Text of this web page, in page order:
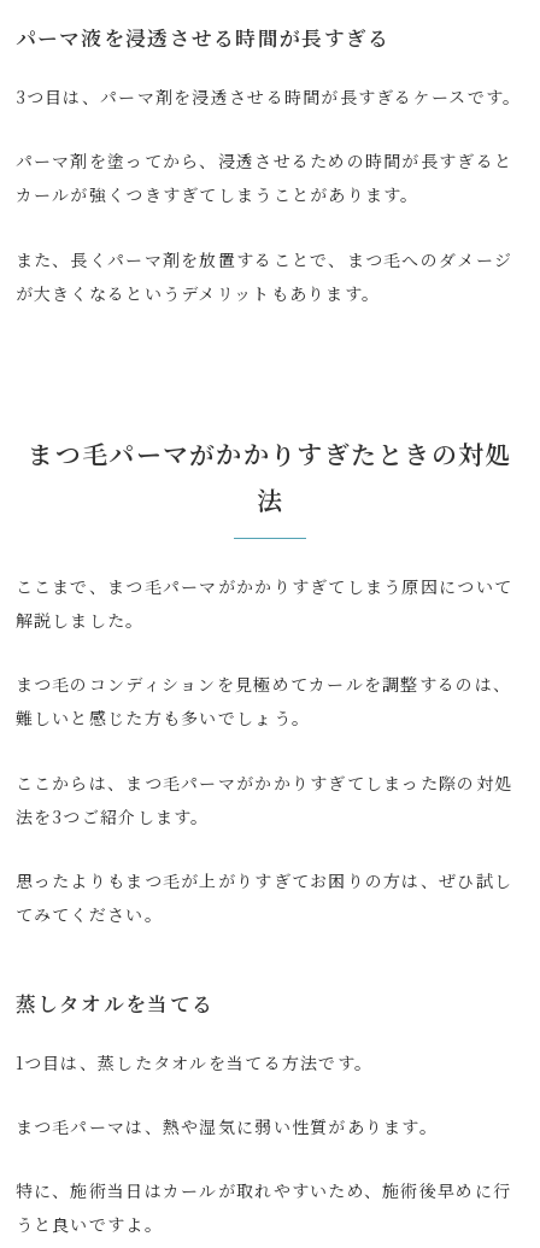
パーマ液を浸透させる時間が長すぎる
3つ目は、パーマ剤を浸透させる時間が長すぎるケースです。
パーマ剤を塗ってから、浸透させるための時間が長すぎると
カールが強くつきすぎてしまうことがあります。
また、長くパーマ剤を放置することで、まつ毛へのダメージ
が大きくなるというデメリットもあります。
まつ毛パーマがかかりすぎたときの対処
法
ここまで、まつ毛パーマがかかりすぎてしまう原因について
解説しました。
まつ毛のコンディションを見極めてカールを調整するのは、
難しいと感じた方も多いでしょう。
ここからは、まつ毛パーマがかかりすぎてしまった際の対処
法を3つご紹介します。
思ったよりもまつ毛が上がりすぎてお困りの方は、ぜひ試し
てみてください。
蒸しタオルを当てる
1つ目は、蒸したタオルを当てる方法です。
まつ毛パーマは、熱や湿気に弱い性質があります。
特に、施術当日はカールが取れやすいため、施術後早めに行
うと良いですよ。